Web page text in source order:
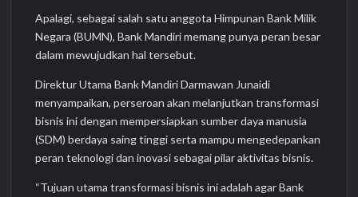
Apalagi, sebagai salah satu anggota Himpunan Bank Milik
Negara (BUMN), Bank Mandiri memang punya peran besar
dalam mewujudkan hal tersebut.
Direktur Utama Bank Mandiri Darmawan Junaidi
menyampaikan, perseroan akan melanjutkan transformasi
bisnis ini dengan mempersiapkan sumber daya manusia
(SDM) berdaya saing tinggi serta mampu mengedepankan
peran teknologi dan inovasi sebagai pilar aktivitas bisnis.
“Tujuan utama transformasi bisnis ini adalah agar Bank